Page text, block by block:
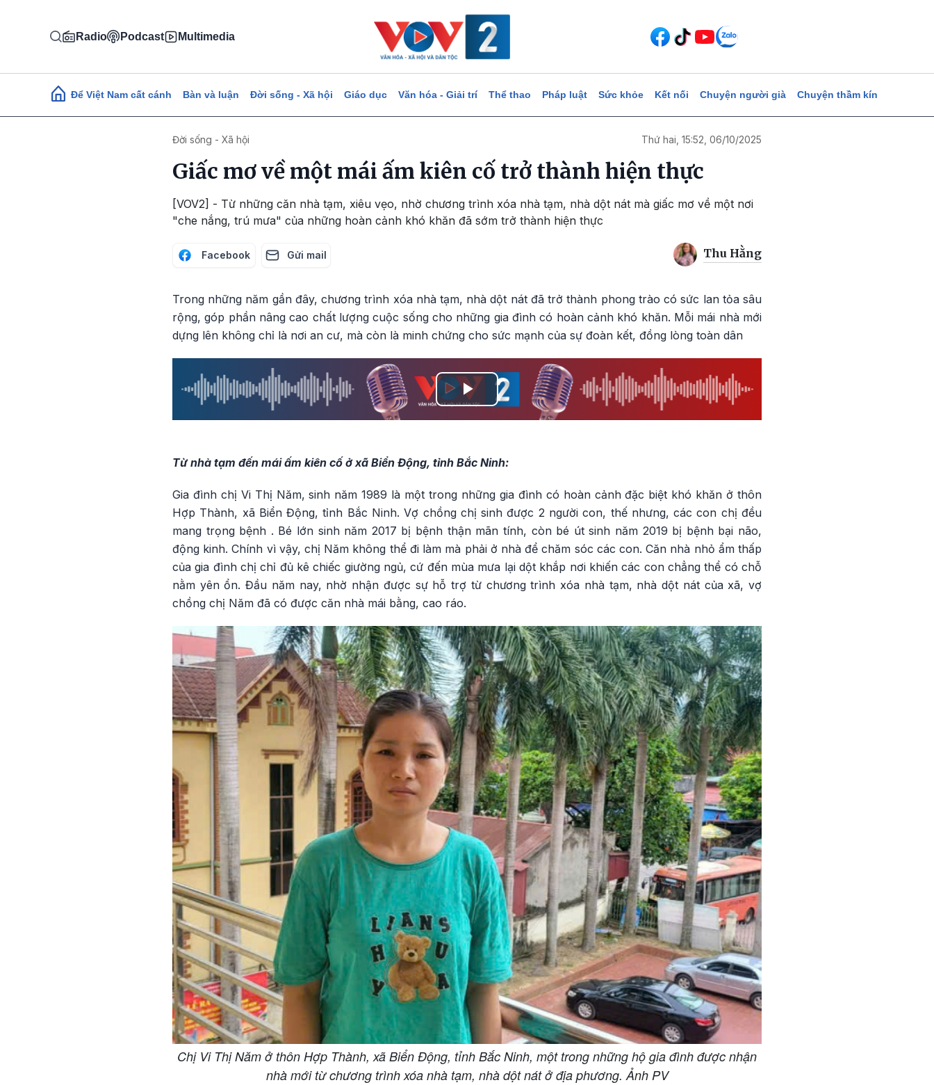
Radio Podcast Multimedia
Main navigation
Để Việt Nam cất cánh Bàn và luận Đời sống - Xã hội Giáo dục Văn hóa - Giải trí Thể thao Pháp luật Sức khỏe Kết nối Chuyện người già Chuyện thầm kín
Đời sống - Xã hội Thứ hai, 15:52, 06/10/2025
Giấc mơ về một mái ấm kiên cố trở thành hiện thực
[VOV2] - Từ những căn nhà tạm, xiêu vẹo, nhờ chương trình xóa nhà tạm, nhà dột nát mà giấc mơ về một nơi
"che nắng, trú mưa" của những hoàn cảnh khó khăn đã sớm trở thành hiện thực
Facebook Gửi mail Thu Hằng
Trong những năm gần đây, chương trình xóa nhà tạm, nhà dột nát đã trở thành phong trào có sức lan tỏa sâu
rộng, góp phần nâng cao chất lượng cuộc sống cho những gia đình có hoàn cảnh khó khăn. Mỗi mái nhà mới
dựng lên không chỉ là nơi an cư, mà còn là minh chứng cho sức mạnh của sự đoàn kết, đồng lòng toàn dân
Play
Từ nhà tạm đến mái ấm kiên cố ở xã Biển Động, tỉnh Bắc Ninh:
Gia đình chị Vi Thị Năm, sinh năm 1989 là một trong những gia đình có hoàn cảnh đặc biệt khó khăn ở thôn
Hợp Thành, xã Biển Động, tỉnh Bắc Ninh. Vợ chồng chị sinh được 2 người con, thế nhưng, các con chị đều
mang trọng bệnh . Bé lớn sinh năm 2017 bị bệnh thận mãn tính, còn bé út sinh năm 2019 bị bệnh bại não,
động kinh. Chính vì vậy, chị Năm không thể đi làm mà phải ở nhà để chăm sóc các con. Căn nhà nhỏ ẩm thấp
của gia đình chị chỉ đủ kê chiếc giường ngủ, cứ đến mùa mưa lại dột khắp nơi khiến các con chẳng thể có chỗ
nằm yên ổn. Đầu năm nay, nhờ nhận được sự hỗ trợ từ chương trình xóa nhà tạm, nhà dột nát của xã, vợ
chồng chị Năm đã có được căn nhà mái bằng, cao ráo.
Chị Vi Thị Năm ở thôn Hợp Thành, xã Biển Động, tỉnh Bắc Ninh, một trong những hộ gia đình được nhận
nhà mới từ chương trình xóa nhà tạm, nhà dột nát ở địa phương. Ảnh PV